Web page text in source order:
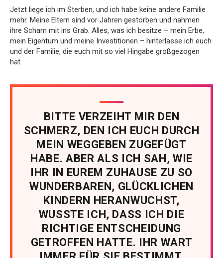
Jetzt liege ich im Sterben, und ich habe keine andere Familie
mehr. Meine Eltern sind vor Jahren gestorben und nahmen
ihre Scham mit ins Grab. Alles, was ich besitze – mein Erbe,
mein Eigentum und meine Investitionen – hinterlasse ich euch
und der Familie, die euch mit so viel Hingabe großgezogen
hat.
BITTE VERZEIHT MIR DEN
SCHMERZ, DEN ICH EUCH DURCH
MEIN WEGGEBEN ZUGEFÜGT
HABE. ABER ALS ICH SAH, WIE
IHR IN EUREM ZUHAUSE ZU SO
WUNDERBAREN, GLÜCKLICHEN
KINDERN HERANWUCHST,
WUSSTE ICH, DASS ICH DIE
RICHTIGE ENTSCHEIDUNG
GETROFFEN HATTE. IHR WART